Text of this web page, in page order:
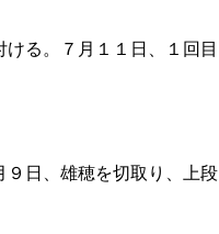
る。７月１１日、１回目
９日、雄穂を切取り、上段